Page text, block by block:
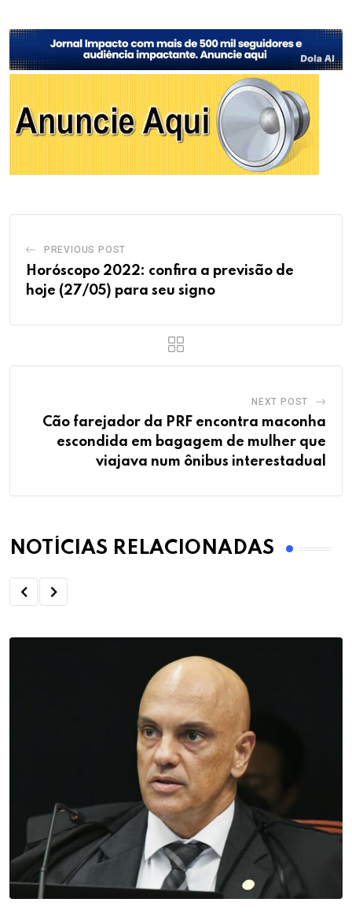
PREVIOUS POST
Horóscopo 2022: confira a previsão de
hoje (27/05) para seu signo
NEXT POST
Cão farejador da PRF encontra maconha
escondida em bagagem de mulher que
viajava num ônibus interestadual
NOTÍCIAS RELACIONADAS